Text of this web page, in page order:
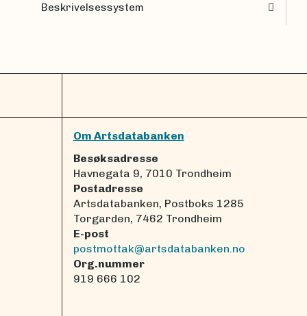
Beskrivelsessystem
Om Artsdatabanken
Besøksadresse
Havnegata 9, 7010 Trondheim
Postadresse
Artsdatabanken, Postboks 1285
Torgarden, 7462 Trondheim
E-post
postmottak@artsdatabanken.no
Org.nummer
919 666 102